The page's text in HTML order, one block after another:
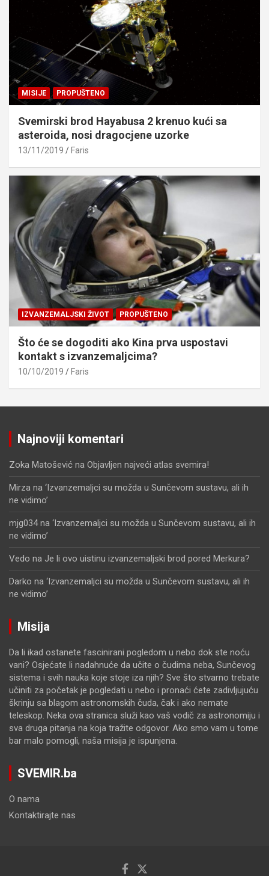
MISIJE PROPUŠTENO
Svemirski brod Hayabusa 2 krenuo kući sa
asteroida, nosi dragocjene uzorke
13/11/2019 Faris
IZVANZEMALJSKI ŽIVOT PROPUŠTENO
Što će se dogoditi ako Kina prva uspostavi
kontakt s izvanzemaljcima?
10/10/2019 Faris
Najnoviji komentari
Zoka Matošević na Objavljen najveći atlas svemira!
Mirza na ‘Izvanzemaljci su možda u Sunčevom sustavu, ali ih
ne vidimo’
mjg034na ‘Izvanzemaljci su možda u Sunčevom sustavu, ali ih
ne vidimo’
Vedo na Je li ovo uistinu izvanzemaljski brod pored Merkura?
Darko na ‘Izvanzemaljci su možda u Sunčevom sustavu, ali ih
ne vidimo’
Misija
Da li ikad ostanete fascinirani pogledom u nebo dok ste noću
vani? Osjećate li nadahnuće da učite o čudima neba, Sunčevog
sistema i svih nauka koje stoje iza njih? Sve što stvarno trebate
učiniti za početak je pogledati u nebo i pronaći ćete zadivljujuću
škrinju sa blagom astronomskih čuda, čak i ako nemate
teleskop. Neka ova stranica služi kao vaš vodič za astronomiju i
sva druga pitanja na koja tražite odgovor. Ako smo vam u tome
bar malo pomogli, naša misija je ispunjena.
SVEMIR.ba
O nama
Kontaktirajte nas